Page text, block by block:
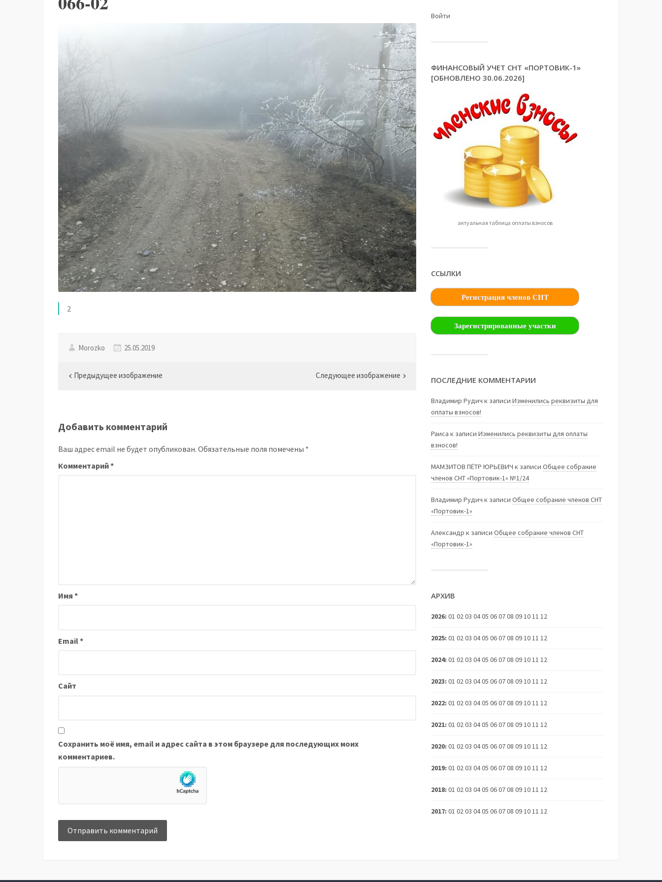
2
Morozko 25.05.2019
Предыдущее изображение Следующее изображение
Добавить комментарий
Ваш адрес email не будет опубликован. Обязательные поля помечены *
Комментарий*
Имя *
Email*
Сайт
Сохранить моё имя, email и адрес сайта в этом браузере для последующих моих
комментариев.
Войти
ФИНАНСОВЫЙ УЧЕТ СНТ «ПОРТОВИК-1»
[ОБНОВЛЕНО 30.06.2026]
актуальная таблица оплаты взносов
ССЫЛКИ
Регистрация членов СНТ
Зарегистрированные участки
ПОСЛЕДНИЕ КОММЕНТАРИИ
Владимир Рудич к записиИзменились реквизиты для
оплаты взносов!
Раиса к записиИзменились реквизиты для оплаты
взносов!
МАМЗИТОВ ПЁТР ЮРЬЕВИЧ к записиОбщее собрание
членов СНТ «Портовик-1» №1/24
Владимир Рудич к записиОбщее собрание членов СНТ
«Портовик-1»
Александр к записиОбщее собрание членов СНТ
«Портовик-1»
АРХИВ
2026:01 0203 0405 060708 091011 12
2025:01 0203 0405 060708 091011 12
2024:01 0203 0405 060708 091011 12
2023:01 0203 0405 060708 091011 12
2022:01 0203 0405 060708 091011 12
2021:01 0203 0405 060708 091011 12
2020:01 0203 0405 060708 091011 12
2019:01 0203 0405 060708 091011 12
2018:01 0203 0405 060708 091011 12
2017:01 0203 0405 060708 091011 12